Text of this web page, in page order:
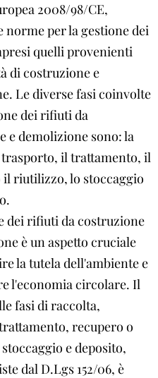
2008/98/CE,
norme per la gestione dei
quelli provenienti
di costruzione e
Le diverse fasi coinvolte
dei rifiuti da
e demolizione sono: la
il trattamento, il
il riutilizzo, lo stoccaggio
dei rifiuti da costruzione
è un aspetto cruciale
la tutela dell'ambiente e
l'economia circolare. Il
fasi di raccolta,
recupero o
e deposito,
dal D.Lgs 152/06, è